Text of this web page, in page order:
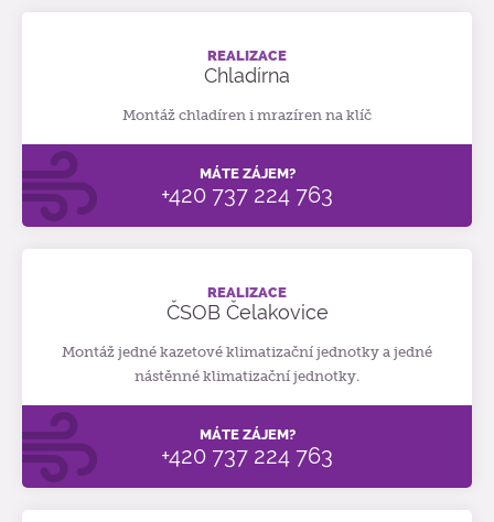
REALIZACE
Chladírna
Montáž chladíren i mrazíren na klíč
MÁTE ZÁJEM?
+420 737 224 763
REALIZACE
ČSOB Čelakovice
Montáž jedné kazetové klimatizační jednotky a jedné
nástěnné klimatizační jednotky.
MÁTE ZÁJEM?
+420 737 224 763